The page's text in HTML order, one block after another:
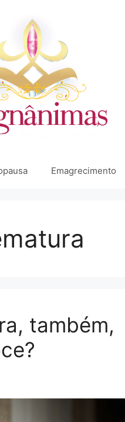
Emagrecimento
também,